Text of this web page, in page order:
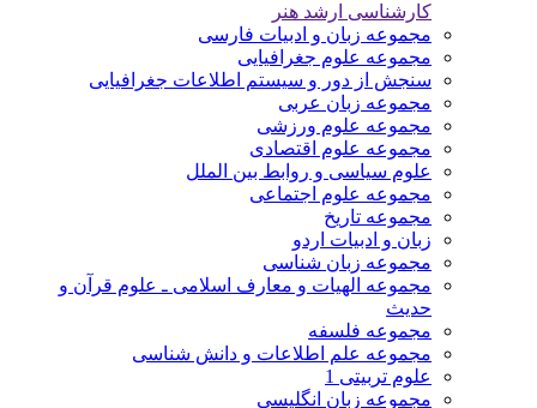
کارشناسی ارشد هنر
مجموعه زبان و ادبیات فارسی
مجموعه علوم جغرافیایی
سنجش از دور و سیستم اطلاعات جغرافیایی
مجموعه زبان عربی
مجموعه علوم ورزشی
مجموعه علوم اقتصادی
علوم سیاسی و روابط بین الملل
مجموعه علوم اجتماعی
مجموعه تاریخ
زبان و ادبیات اردو
مجموعه زبان شناسی
مجموعه الهیات و معارف اسلامی ـ علوم قرآن و
حدیث
مجموعه فلسفه
مجموعه علم اطلاعات و دانش شناسی
علوم تربیتی 1
مجموعه زبان انگلیسی